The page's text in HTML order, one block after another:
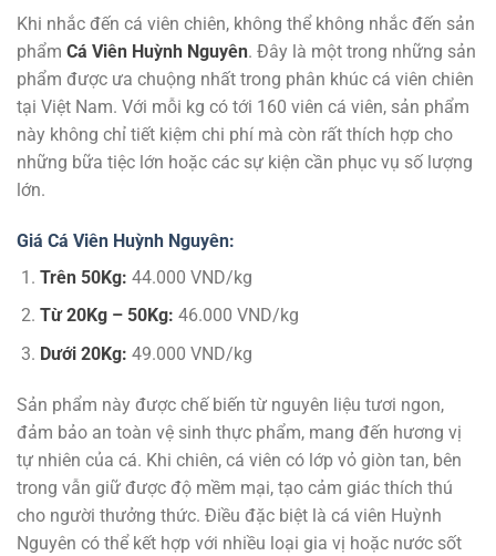
Khi nhắc đến cá viên chiên, không thể không nhắc đến sản
phẩm Cá Viên Huỳnh Nguyên. Đây là một trong những sản
phẩm được ưa chuộng nhất trong phân khúc cá viên chiên
tại Việt Nam. Với mỗi kg có tới 160 viên cá viên, sản phẩm
này không chỉ tiết kiệm chi phí mà còn rất thích hợp cho
những bữa tiệc lớn hoặc các sự kiện cần phục vụ số lượng
lớn.
Giá Cá Viên Huỳnh Nguyên:
Trên 50Kg: 44.000 VND/kg
Từ 20Kg – 50Kg: 46.000 VND/kg
Dưới 20Kg: 49.000 VND/kg
Sản phẩm này được chế biến từ nguyên liệu tươi ngon,
đảm bảo an toàn vệ sinh thực phẩm, mang đến hương vị
tự nhiên của cá. Khi chiên, cá viên có lớp vỏ giòn tan, bên
trong vẫn giữ được độ mềm mại, tạo cảm giác thích thú
cho người thưởng thức. Điều đặc biệt là cá viên Huỳnh
Nguyên có thể kết hợp với nhiều loại gia vị hoặc nước sốt